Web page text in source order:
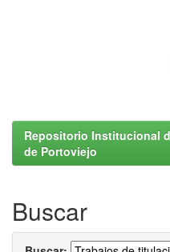
Repositorio Institucional
de Portoviejo
Buscar